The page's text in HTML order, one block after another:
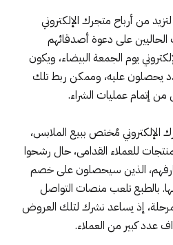
من أرباح متجرك الإلكتروني
على دعوة أصدقائهم
يوم الجمعة البيضاء، ويكون
يحصلون عليه، وممكن ربط تلك
إتمام عمليات الشراء.
الإلكتروني مُختص ببيع الملابس،
للعملاء القدامى، حال رشحوا
الذين سيحصلون على خصم
بالطبع تلعب منصات التواصل
إذ يساعد نشرك لتلك العروض
عدد كبير من العملاء.